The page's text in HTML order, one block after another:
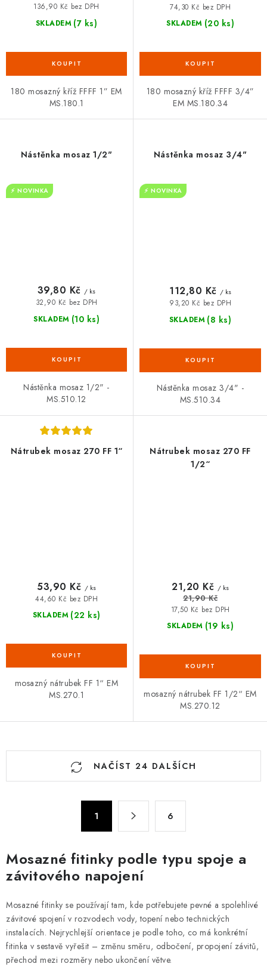
SKLADEM (7 ks)
136,90 Kč bez DPH
180 mosazný kříž FFFF 1” EM
MS.180.1
SKLADEM (20 ks)
74,30 Kč bez DPH
180 mosazný kříž FFFF 3/4”
EM MS.180.34
Nástěnka mosaz 1/2"
⚡ NOVINKA
SKLADEM (10 ks)
32,90 Kč bez DPH
39,80 Kč / ks
Nástěnka mosaz 1/2" -
MS.510.12
Nástěnka mosaz 3/4"
⚡ NOVINKA
SKLADEM (8 ks)
93,20 Kč bez DPH
112,80 Kč / ks
Nástěnka mosaz 3/4" -
MS.510.34
Nátrubek mosaz 270 FF 1“
SKLADEM (22 ks)
44,60 Kč bez DPH
53,90 Kč / ks
mosazný nátrubek FF 1“ EM
MS.270.1
Nátrubek mosaz 270 FF
1/2“
SKLADEM (19 ks)
17,50 Kč bez DPH
21,20 Kč / ks
21,90 Kč
mosazný nátrubek FF 1/2“ EM
MS.270.12
O
c
í
p
r
v
k
y
v
NAČÍST 24 DALŠÍCH
á
n
k
v
á
n
í
1 6
Mosazné fitinky podle typu spoje a
závitového napojení
Mosazné fitinky se používají tam, kde potřebujete pevné a spolehlivé
závitové spojení v rozvodech vody, topení nebo technických
instalacích. Nejrychlejší orientace je podle toho, co má konkrétní
fitinka v sestavě vyřešit – změnu směru, odbočení, propojení závitů,
přechod mezi rozměry nebo ukončení větve.